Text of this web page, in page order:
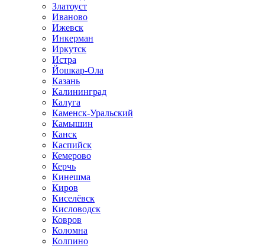
Златоуст
Иваново
Ижевск
Инкерман
Иркутск
Истра
Йошкар-Ола
Казань
Калининград
Калуга
Каменск-Уральский
Камышин
Канск
Каспийск
Кемерово
Керчь
Кинешма
Киров
Киселёвск
Кисловодск
Ковров
Коломна
Колпино